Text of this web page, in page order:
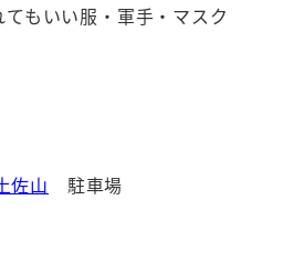
もいい服・軍手・マスク
佐山 駐車場